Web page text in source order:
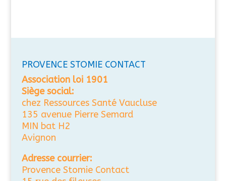
PROVENCE STOMIE CONTACT
Association loi 1901
Siège social:
chez Ressources Santé Vaucluse
135 avenue Pierre Semard
MIN bat H2
Avignon
Adresse courrier:
Provence Stomie Contact